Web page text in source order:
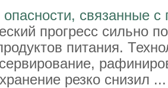
опасности, связанные
прогресс сильно
питания.
резко снизил ...